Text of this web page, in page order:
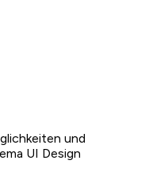
und
UI Design